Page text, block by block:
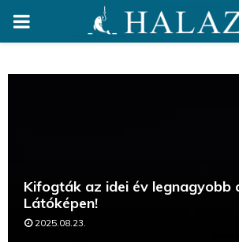
PRIMARY
Kifogták az idei év legnagyobb
Látóképen!
2025.08.23.